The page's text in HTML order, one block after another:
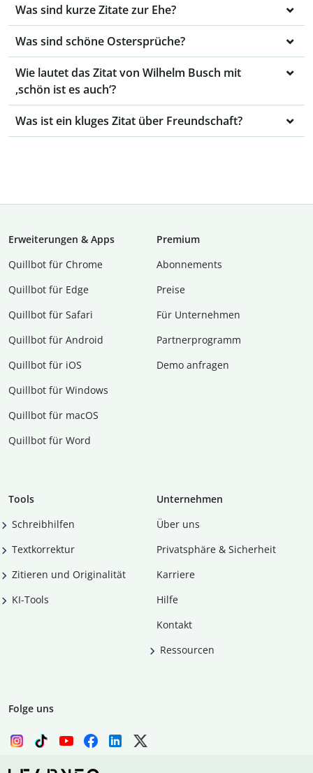
Was sind kurze Zitate zur Ehe?
Was sind schöne Ostersprüche?
Wie lautet das Zitat von Wilhelm Busch mit
‚schön ist es auch‘?
Was ist ein kluges Zitat über Freundschaft?
Erweiterungen & Apps
Quillbot für Chrome
Quillbot für Edge
Quillbot für Safari
Quillbot für Android
Quillbot für iOS
Quillbot für Windows
Quillbot für macOS
Quillbot für Word
Premium
Abon­ne­ments
Preise
Für Unternehmen
Partnerprogramm
Demo anfragen
Tools
Schreibhilfen
Textkorrektur
Zitieren und Originalität
KI-Tools
Unternehmen
Über uns
Privatsphäre & Sicherheit
Karriere
Hilfe
Kontakt
Ressourcen
Folge uns